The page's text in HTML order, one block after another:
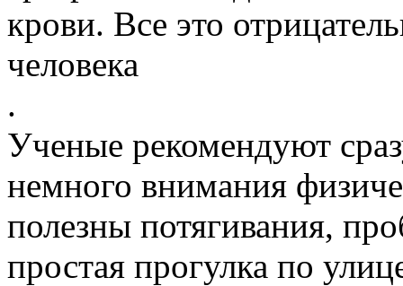
крови. Все это
человека
.
Ученые рекомендуют
немного внимания
полезны потягивания,
простая прогулка по